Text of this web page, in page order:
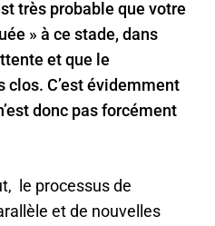
très probable que votre
» à ce stade, dans
et que le
C’est évidemment
donc pas forcément
le processus de
et de nouvelles